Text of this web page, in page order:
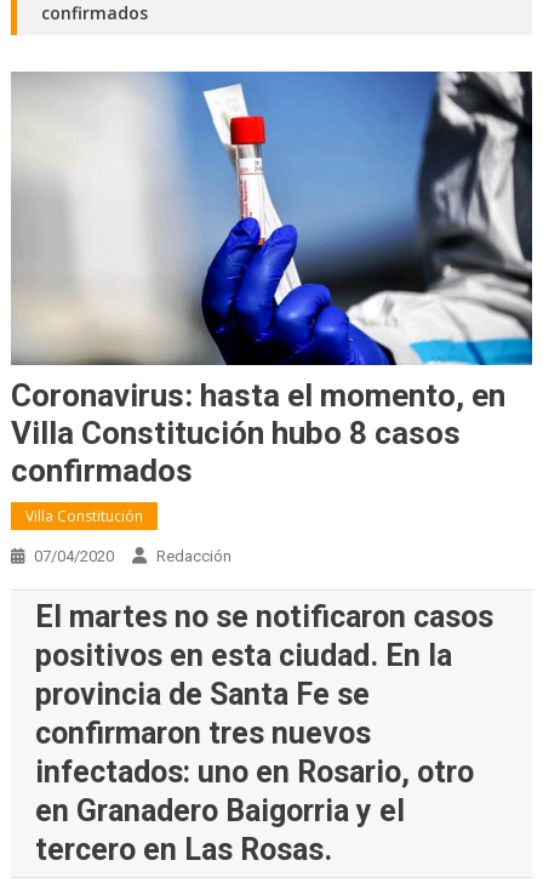
confirmados
Coronavirus: hasta el momento, en
Villa Constitución hubo 8 casos
confirmados
Villa Constitución
07/04/2020 Redacción
El martes no se notificaron casos
positivos en esta ciudad. En la
provincia de Santa Fe se
confirmaron tres nuevos
infectados: uno en Rosario, otro
en Granadero Baigorria y el
tercero en Las Rosas.